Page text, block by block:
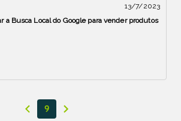
13/7/2023
a Busca Local do Google para vender produtos
9